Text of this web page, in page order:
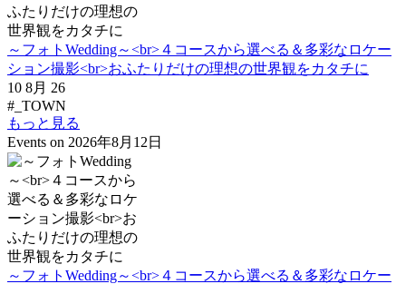
～フォトWedding～<br>４コースから選べる＆多彩なロケー
ション撮影<br>おふたりだけの理想の世界観をカタチに
10 8月 26
#_TOWN
もっと見る
Events on 2026年8月12日
～フォトWedding～<br>４コースから選べる＆多彩なロケー